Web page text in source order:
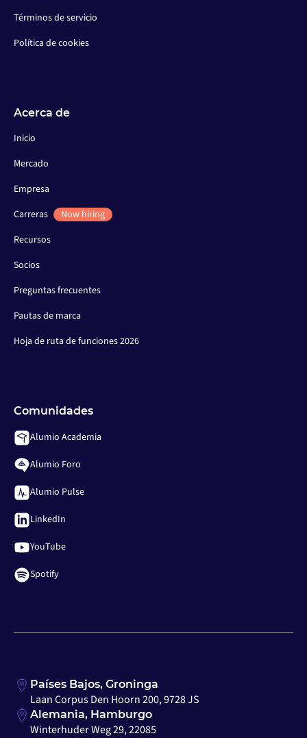
Términos de servicio
Política de cookies
Acerca de
Inicio
Mercado
Empresa
Carreras
Now hiring
Recursos
Socios
Preguntas frecuentes
Pautas de marca
Hoja de ruta de funciones 2026
Comunidades
Alumio Academia
Alumio Foro
Alumio Pulse
LinkedIn
YouTube
Spotify
Países Bajos, Groninga
Laan Corpus Den Hoorn 200, 9728 JS
Alemania, Hamburgo
Winterhuder Weg 29, 22085